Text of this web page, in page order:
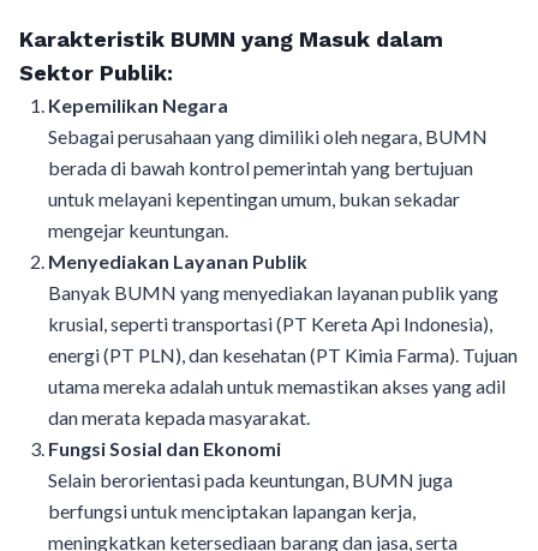
Karakteristik BUMN yang Masuk dalam
Sektor Publik:
Kepemilikan Negara
Sebagai perusahaan yang dimiliki oleh negara, BUMN
berada di bawah kontrol pemerintah yang bertujuan
untuk melayani kepentingan umum, bukan sekadar
mengejar keuntungan.
Menyediakan Layanan Publik
Banyak BUMN yang menyediakan layanan publik yang
krusial, seperti transportasi (PT Kereta Api Indonesia),
energi (PT PLN), dan kesehatan (PT Kimia Farma). Tujuan
utama mereka adalah untuk memastikan akses yang adil
dan merata kepada masyarakat.
Fungsi Sosial dan Ekonomi
Selain berorientasi pada keuntungan, BUMN juga
berfungsi untuk menciptakan lapangan kerja,
meningkatkan ketersediaan barang dan jasa, serta